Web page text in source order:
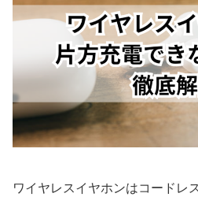
ワイヤレスイヤホンはコードレ